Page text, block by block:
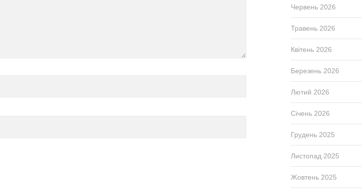
Червень 2026
Травень 2026
Квітень 2026
Березень 2026
Лютий 2026
Січень 2026
Грудень 2025
Листопад 2025
Жовтень 2025